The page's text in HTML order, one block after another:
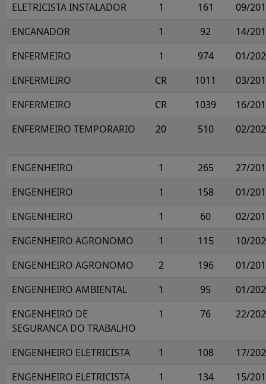
ELETRICISTA INSTALADOR
1 161
09/
ENCANADOR
1 92
14/
ENFERMEIRO
1 974
01/
ENFERMEIRO
CR 1011
03/
ENFERMEIRO
CR 1039
16/
ENFERMEIRO TEMPORARIO
20 510 02/
ENGENHEIRO 1 265
27/
ENGENHEIRO
1 158
01/
ENGENHEIRO
1 60
02/
ENGENHEIRO AGRONOMO
1 115
10/
ENGENHEIRO AGRONOMO
2 196
01/
ENGENHEIRO AMBIENTAL
1 95
01/
ENGENHEIRO DE
SEGURANCA DO TRABALHO
1 76 22/
ENGENHEIRO ELETRICISTA 1 108
17/
ENGENHEIRO ELETRICISTA
1 134
15/